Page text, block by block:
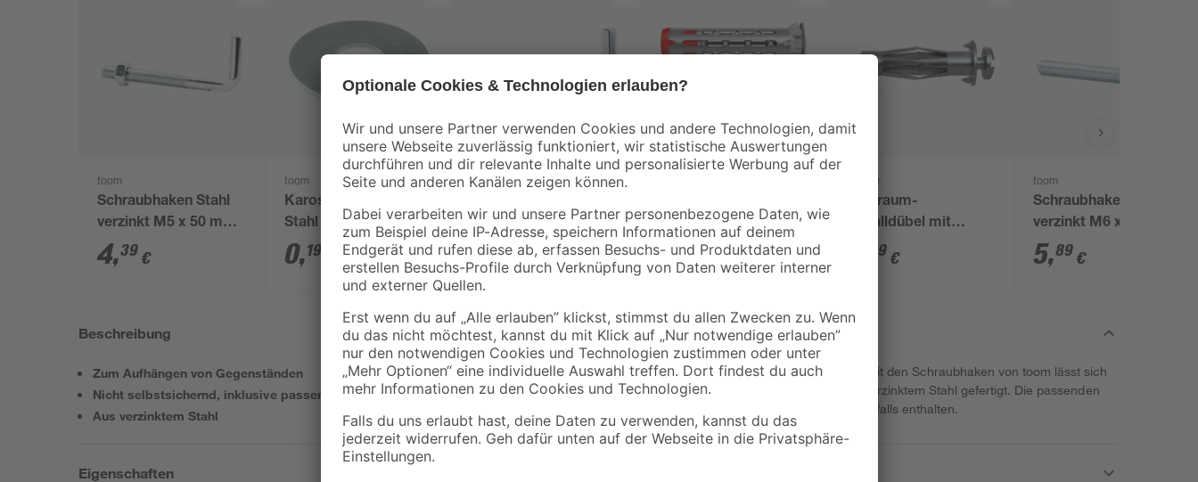
toom
Schraubhaken Stahl
verzinkt M5 x 50 mm
4 Stück
4,39 €
toom
Karosseriescheibe
Stahl 18 x 6,4 mm
0,19
toom
verzinkt M8 x 80 mm
2 Stück
4,99 €
'DuoHM' M6 x 55 mm
5,99 €
Fischer
Hohlraum-
Metalldübel mit
Schrauben 'HM S' Ø 6
x 52 mm
49 €
toom
Schraubhaken Stahl
verzinkt M6 x 40 mm
4 Stück
5,89 €
Beschreibung
Zum Aufhängen von Gegenständen
Nicht selbstsichernd, inklusive passender Muttern
Aus verzinktem Stahl
Ob Spiegel, Bilder oder andere Gegenstände, mit den Schraubhaken von toom lässt sich
alles sicher befestigen. Sie sind aus stabilem, verzinktem Stahl gefertigt. Die passenden
Muttern zum Sichern sind im Lieferumfang ebenfalls enthalten.
Eigenschaften